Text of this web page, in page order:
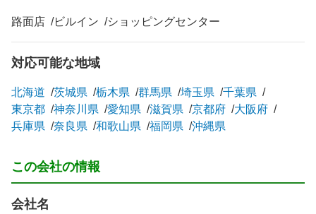
路面店 ビルイン ショッピングセンター
対応可能な地域
北海道 茨城県 栃木県 群馬県 埼玉県
千葉県
東京都
神奈川県 愛知県 滋賀県 京都府
大阪府
兵庫県
奈良県 和歌山県 福岡県 沖縄県
この会社の情報
会社名